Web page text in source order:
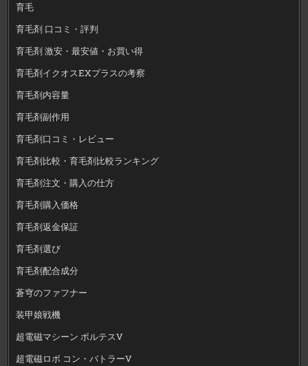
育毛
育毛剤 口コミ・評判
育毛剤 激安・最安値・お買い得
育毛剤イクオスEXプラスの考察
育毛剤内容量
育毛剤副作用
育毛剤口コミ・レビュー
育毛剤比較・育毛剤比較ランキング
育毛剤注文・購入の仕方
育毛剤購入価格
育毛剤返金保証
育毛剤選び
育毛剤配合成分
蒼穹のファフナー
装甲娘戦機
超電磁マシーン ボルテスV
超電磁ロボ コン・バトラーV